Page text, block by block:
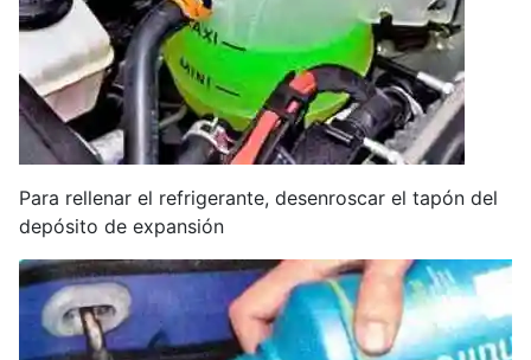
Para rellenar el refrigerante, desenroscar el tapón del
depósito de expansión